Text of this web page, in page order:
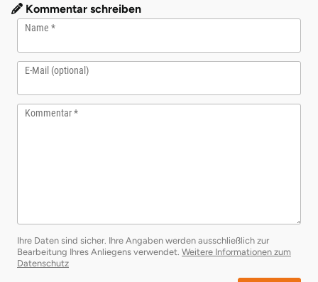
Kommentar schreiben
Name
E-Mail (optional)
Kommentar
Ihre Daten sind sicher. Ihre Angaben werden ausschließlich zur
Bearbeitung Ihres Anliegens verwendet. Weitere Informationen zum
Datenschutzöffnet in neuem Fenster